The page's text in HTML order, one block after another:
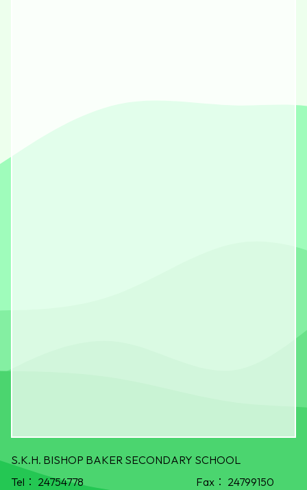
S.K.H. BISHOP BAKER SECONDARY SCHOOL
Tel： 24754778 Fax： 24799150